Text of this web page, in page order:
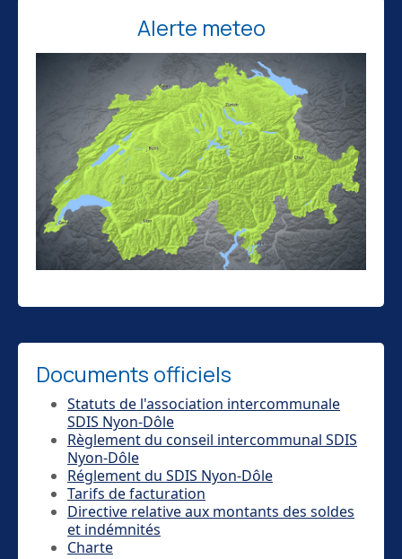
Alerte meteo
Documents officiels
Statuts de l'association intercommunale
SDIS Nyon-Dôle
Règlement du conseil intercommunal SDIS
Nyon-Dôle
Réglement du SDIS Nyon-Dôle
Tarifs de facturation
Directive relative aux montants des soldes
et indémnités
Charte